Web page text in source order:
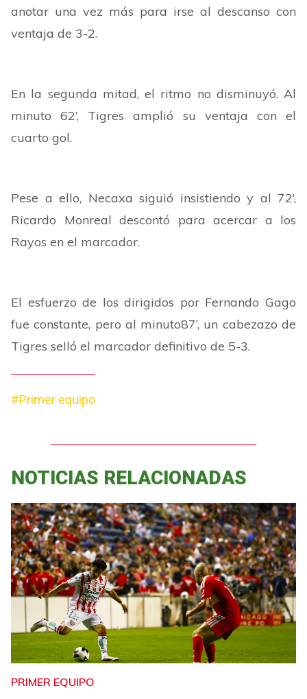
anotar una vez más para irse al descanso con
ventaja de 3-2.
En la segunda mitad, el ritmo no disminuyó. Al
minuto 62’, Tigres amplió su ventaja con el
cuarto gol.
Pese a ello, Necaxa siguió insistiendo y al 72’,
Ricardo Monreal descontó para acercar a los
Rayos en el marcador.
El esfuerzo de los dirigidos por Fernando Gago
fue constante, pero al minuto87’, un cabezazo de
Tigres selló el marcador definitivo de 5-3.
#Primer equipo
NOTICIAS RELACIONADAS
PRIMER EQUIPO